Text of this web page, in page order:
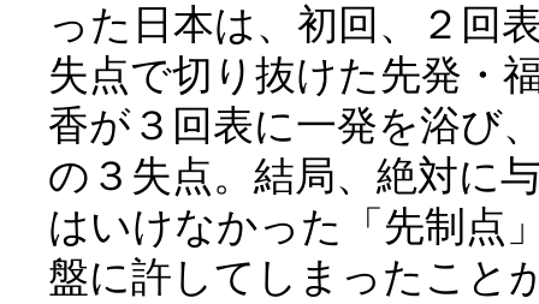
った日本は、初回、２回
失点で切り抜けた先発・
香が３回表に一発を浴び
の３失点。結局、絶対に
はいけなかった「先制点
盤に許してしまったこと